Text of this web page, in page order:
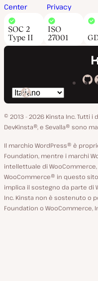
Center
Privacy
SOC 2
Type II
ISO
27001
Cambia
lingua
© 2013 - 2026 Kinsta Inc. Tutti i
DevKinsta®, e Sevalla® sono
Il marchio WordPress® è
Foundation, mentre i marchi
intellettuale di WooCommerce,
WooCommerce® in questo
implica il sostegno da parte di
Inc. Kinsta non è sostenuto o
Foundation o WooCommerce,